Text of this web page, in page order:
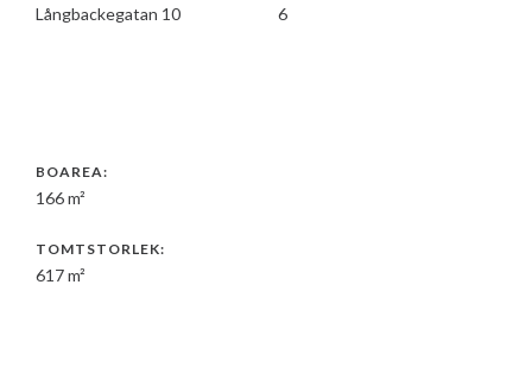
Långbackegatan 10 6
BOAREA:
166 m²
TOMTSTORLEK:
617 m²